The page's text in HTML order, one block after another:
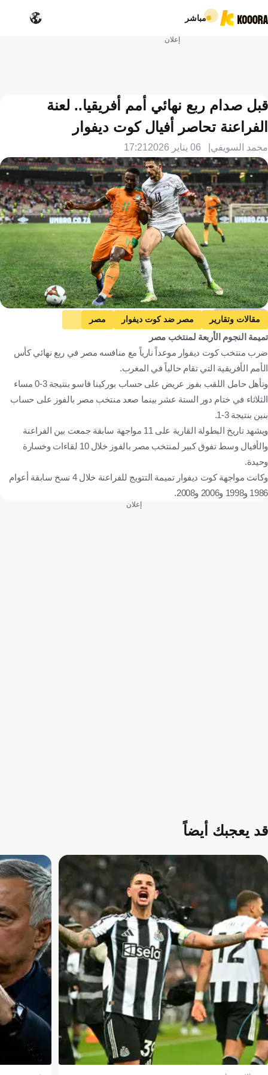
مباشر
إعلان
قبل صدام ربع نهائي أمم أفريقيا.. لعنة
الفراعنة تحاصر أفيال كوت ديفوار
محمد السويفي 06 يناير 2026 17:21
Getty Images
مقالات وتقارير مصر ضد كوت ديفوار
مصر
كأس أمم إفريقيا
مصر المغربتميمة النجوم الأربعة لمنتخب مصر
ضرب منتخب كوت ديفوار موعداً نارياً مع منافسه مصر في ربع نهائي كأس
الأمم الأفريقية التي تقام حالياً في المغرب.
وتأهل حامل اللقب بفوز عريض على حساب بوركينا فاسو بنتيجة 3-0 مساء
الثلاثاء في ختام دور الستة عشر بينما صعد منتخب مصر بالفوز على حساب
بنين بنتيجة 3-1.
ويشهد تاريخ البطولة القارية على 11 مواجهة سابقة جمعت بين الفراعنة
والأفيال وسط تفوق كبير لمنتخب مصر بالفوز خلال 10 لقاءات وخسارة
وحيدة.
وكانت مواجهة كوت ديفوار تميمة التتويج للفراعنة خلال 4 نسخ سابقة أعوام
1986 و1998 و2006 و2008.
إعلان
قد يعجبك أيضاً